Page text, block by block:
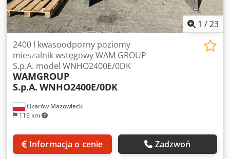
1 /23
Ożarów Mazowiecki
119 km
2400 l kwasoodporny poziomy
mieszalnik wstęgowy WAM GROUP
S.p.A. model WNHO2400E/0DK
WAMGROUP
S.p.A. WNHO2400E/0DK
Informacja o cenie Zadzwoń